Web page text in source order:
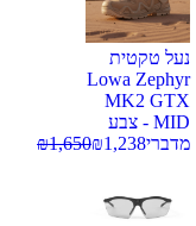
נעל טקטית
Lowa Zephyr
MK2 GTX
MID - צבע
מדברי
₪1,238
₪1,650